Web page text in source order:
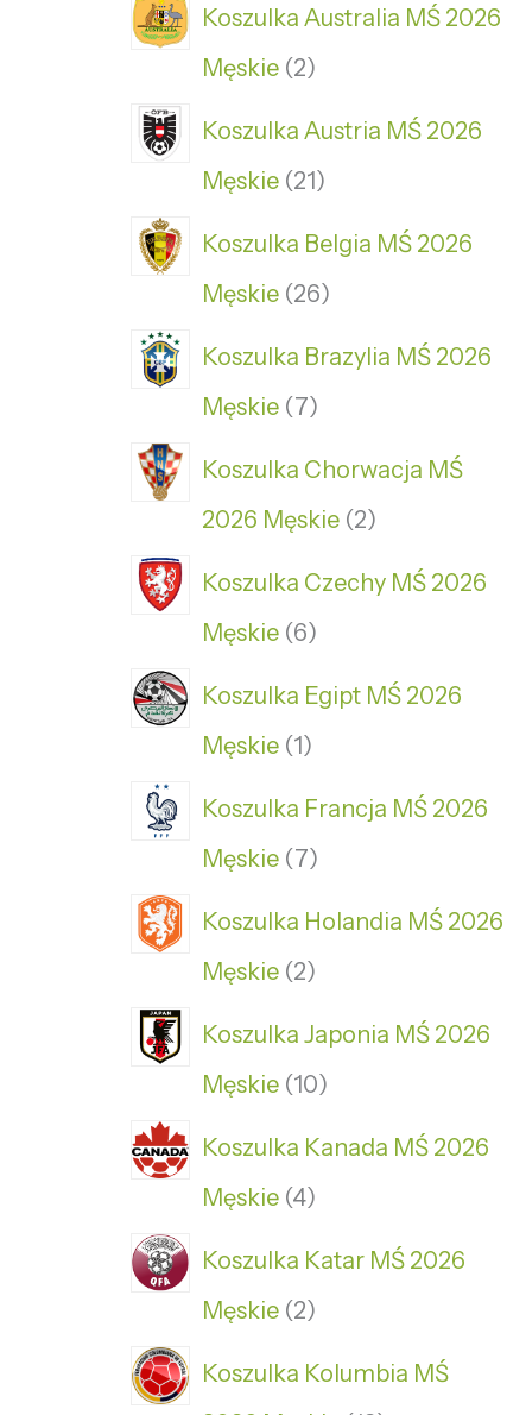
Koszulka Australia MŚ 2026
Męskie 2
Koszulka Austria MŚ 2026
Męskie 21
Koszulka Belgia MŚ 2026
Męskie 26
Koszulka Brazylia MŚ 2026
Męskie 7
Koszulka Chorwacja MŚ
2026 Męskie 2
Koszulka Czechy MŚ 2026
Męskie 6
Koszulka Egipt MŚ 2026
Męskie 1
Koszulka Francja MŚ 2026
Męskie 7
Koszulka Holandia MŚ 2026
Męskie 2
Koszulka Japonia MŚ 2026
Męskie 10
Koszulka Kanada MŚ 2026
Męskie 4
Koszulka Katar MŚ 2026
Męskie 2
Koszulka Kolumbia MŚ